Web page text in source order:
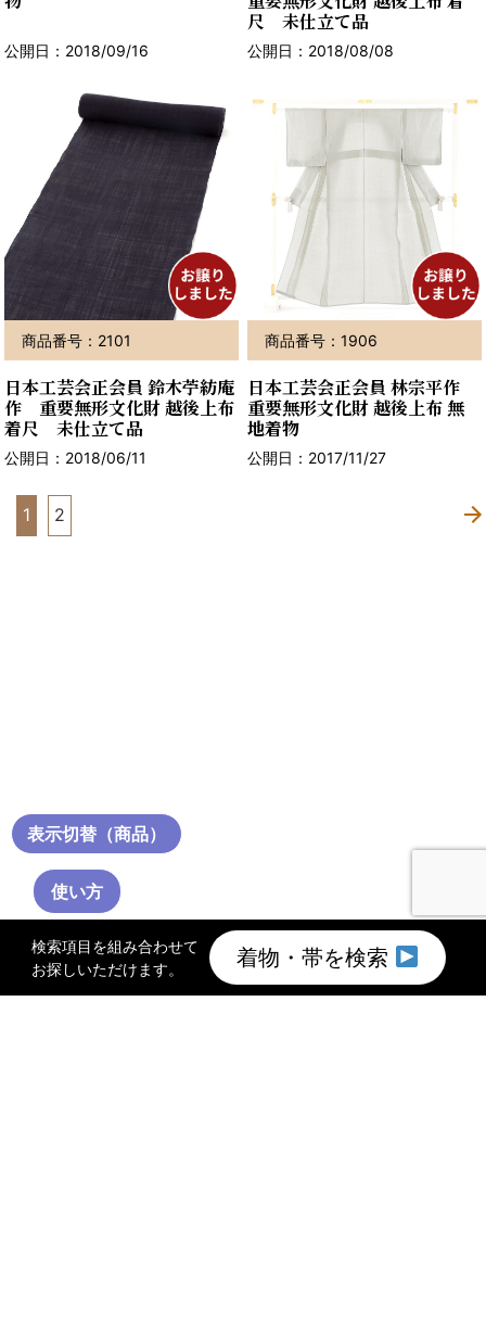
公開日：2018/09/16
尺 未仕立て品
公開日：2018/08/08
商品番号：2101
日本工芸会正会員 鈴木苧紡庵
作 重要無形文化財 越後上布
着尺 未仕立て品
公開日：2018/06/11
商品番号：1906
日本工芸会正会員 林宗平作
重要無形文化財 越後上布 無
地着物
公開日：2017/11/27
1 2
検索項目を組み合わせて
お探しいただけます。
着物・帯を検索
使い方
表示切替（商品）